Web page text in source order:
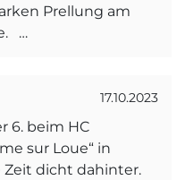
Prellung am
…
17.10.2023
6. beim HC
sur Loue“ in
Zeit dicht dahinter.